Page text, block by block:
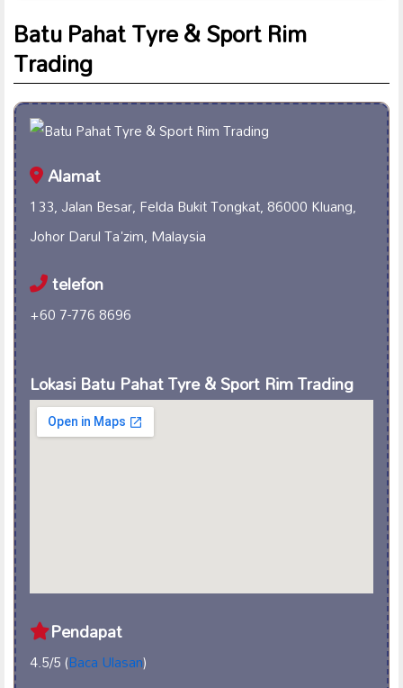
Batu Pahat Tyre & Sport Rim
Trading
Alamat
133, Jalan Besar, Felda Bukit Tongkat, 86000 Kluang,
Johor Darul Ta'zim, Malaysia
telefon
+60 7-776 8696
Lokasi Batu Pahat Tyre & Sport Rim Trading
Pendapat
4.5/5 (Baca Ulasan)